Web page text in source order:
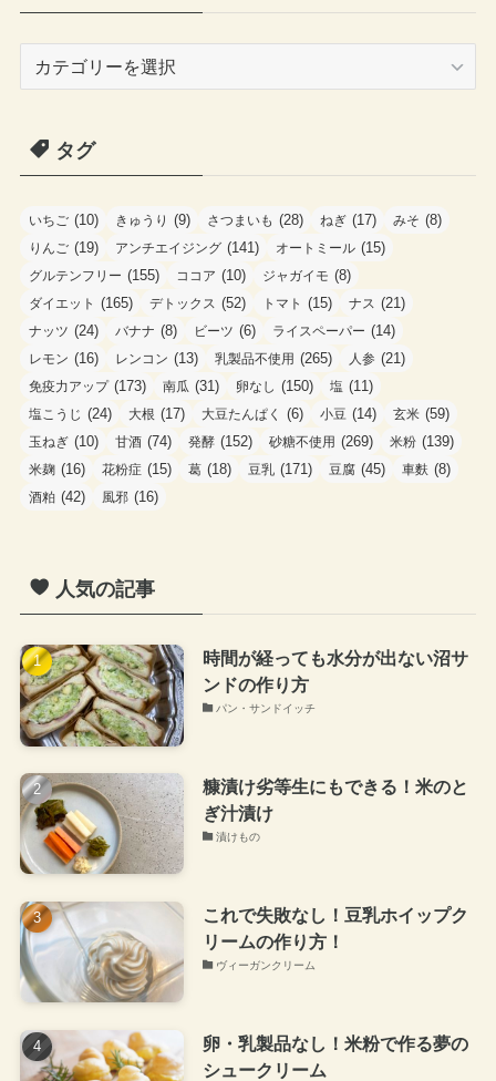
ゴ
タグ
いちご (10) きゅうり (9) さつまいも (28) ねぎ (17) みそ (8)
りんご (19) アンチエイジング (141) オートミール (15)
グルテンフリー (155) ココア (10) ジャガイモ (8)
ダイエット (165) デトックス (52) トマト (15) ナス (21)
ナッツ (24) バナナ (8) ビーツ (6) ライスペーパー (14)
レモン (16) レンコン (13) 乳製品不使用 (265) 人参 (21)
免疫力アップ(173) 南瓜 (31) 卵なし (150) 塩 (11)
塩こうじ (24) 大根 (17) 大豆たんぱく (6) 小豆 (14) 玄米 (59)
玉ねぎ (10) 甘酒 (74) 発酵 (152) 砂糖不使用 (269) 米粉 (139)
米麹 (16) 花粉症 (15) 葛 (18) 豆乳 (171) 豆腐 (45) 車麩 (8)
酒粕 (42) 風邪 (16)
人気の記事
時間が経っても水分が出ない沼サ
ンドの作り方
パン・サンドイッチ
糠漬け劣等生にもできる！米のと
ぎ汁漬け
漬けもの
これで失敗なし！豆乳ホイップク
リームの作り方！
ヴィーガンクリーム
卵・乳製品なし！米粉で作る夢の
シュークリーム